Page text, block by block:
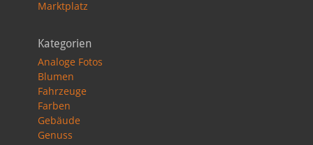
Marktplatz
Kategorien
Analoge Fotos
Blumen
Fahrzeuge
Farben
Gebäude
Genuss